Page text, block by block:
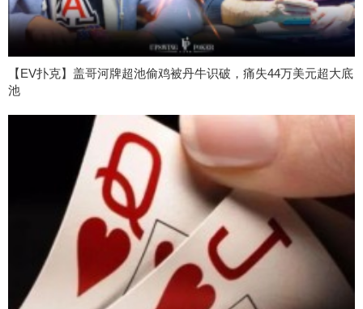
【EV扑克】盖哥河牌超池偷鸡被丹牛识破，痛失44万美元超大底
池